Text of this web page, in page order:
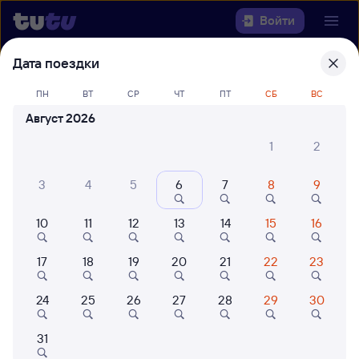
Войти
Выберите день, чтобы найти
билеты Смоляниново — Ружино
22 года работаем для вас
Куда
Когда
Кто едет
Дата поездки
ПН ВТ СР ЧТ ПТ СБ ВС
Август 2026
1
2
3 4 5 6 7 8 9
10 11 12 13 14 15 16
17 18 19 20 21 22 23
24 25 26 27 28 29 30
31